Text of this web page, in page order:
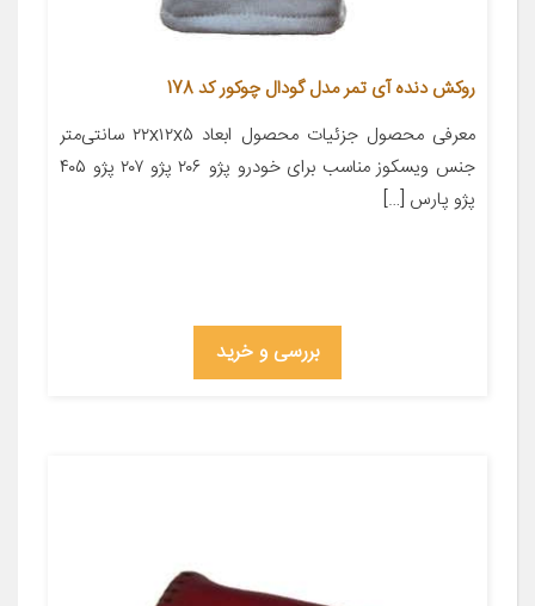
روکش دنده آی تمر مدل گودال چوکور کد 178
معرفی محصول جزئیات محصول ابعاد ۲۲x۱۲x۵ سانتی‌متر
جنس ویسکوز مناسب برای خودرو پژو ۲۰۶ پژو ۲۰۷ پژو ۴۰۵
پژو پارس […]
بررسی و خرید